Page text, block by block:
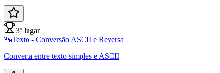
3º lugar
🔤Texto - Conversão ASCII e Reversa
Converta entre texto simples e ASCII